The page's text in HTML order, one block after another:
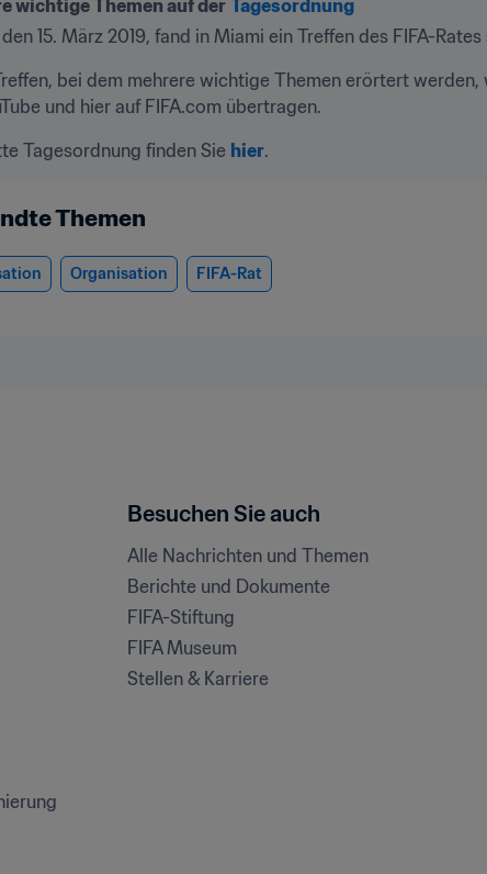
wichtige Themen auf der Tagesordnung
15. März 2019, fand in Miami ein Treffen des FIFA-
bei dem mehrere wichtige Themen erörtert
und hier auf FIFA.com übertragen.
Tagesordnung finden Sie hier.
Themen
Organisation FIFA-Rat
Besuchen Sie auch
Alle Nachrichten und Themen
Berichte und Dokumente
FIFA-Stiftung
FIFA Museum
Stellen & Karriere